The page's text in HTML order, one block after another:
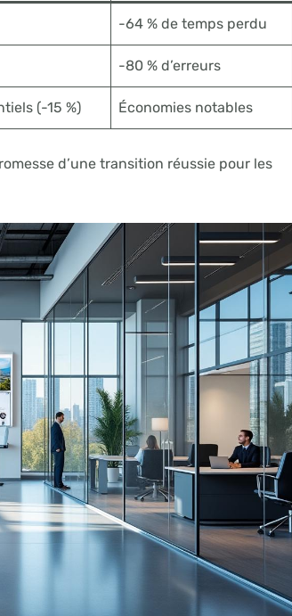
-64 % de temps perdu
-80 % d’erreurs
(-15 %) Économies notables
d’une transition réussie pour les